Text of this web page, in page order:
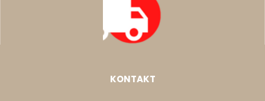
KONTAKT